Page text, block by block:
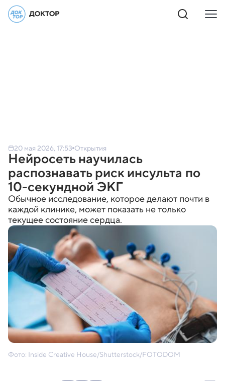
20 мая 2026, 17:53 Открытия
Нейросеть научилась
распознавать риск инсульта по
10-секундной ЭКГ
Обычное исследование, которое делают почти в
каждой клинике, может показать не только
текущее состояние сердца.
Фото: Inside Creative House/Shutterstock/FOTODOM